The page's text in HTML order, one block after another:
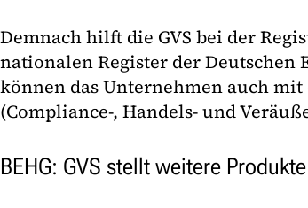
Demnach hilft die GVS bei der
nationalen Register der Deutschen
können das Unternehmen auch
(Compliance-, Handels- und
BEHG: GVS stellt weitere